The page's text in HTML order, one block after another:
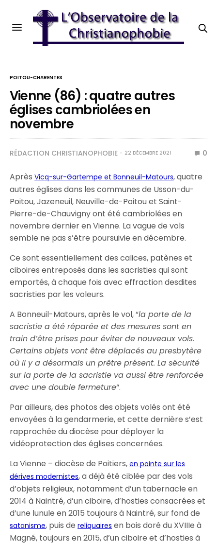
POITOU-CHARENTES
Vienne (86) : quatre autres
églises cambriolées en
novembre
RÉDACTION CHRISTIANOPHOBIE 22 DÉCEMBRE 2021 0
AprèsVicq-sur-Gartempe et Bonneuil-Matours, quatre
autres églises dans les communes de Usson-du-
Poitou, Jazeneuil, Neuville-de-Poitou et Saint-
Pierre-de-Chauvigny ont été cambriolées en
novembre dernier en Vienne. La vague de vols
semble ne pas s’être poursuivie en décembre.
Ce sont essentiellement des calices, patènes et
ciboires entreposés dans les sacristies qui sont
emportés, à chaque fois avec effraction desdites
sacristies par les voleurs.
A Bonneuil-Matours, après le vol, “la porte de la
sacristie a été réparée et des mesures sont en
train d’être prises pour éviter de nouveaux vols.
Certains objets vont être déplacés au presbytère
où il y a désormais un prêtre présent. La sécurité
sur la porte de la sacristie va aussi être renforcée
avec une double fermeture“.
Par ailleurs, des photos des objets volés ont été
envoyées à la gendarmerie, et cette dernière s’est
rapprochée du diocèse pour déployer la
vidéoprotection des églises concernées.
La Vienne – diocèse de Poitiers,en pointe sur les
dérives modernistes, a déjà été ciblée par des vols
d’objets religieux, notamment d’un tabernacle en
2014 à Naintré, d’un ciboire, d’hosties consacrées et
d’une lunule en 2015 toujours à Naintré, sur fond de
satanisme, puis dereliquaires en bois doré du XVIIIe à
Magné, toujours en 2015, d’un ciboire et d’hosties à